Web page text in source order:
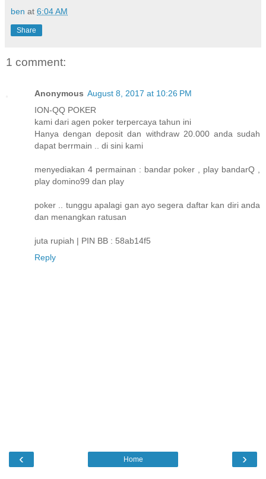
ben at 6:04 AM
Share
1 comment:
Anonymous August 8, 2017 at 10:26 PM
ION-QQ POKER
kami dari agen poker terpercaya tahun ini
Hanya dengan deposit dan withdraw 20.000 anda sudah
dapat berrmain .. di sini kami
menyediakan 4 permainan : bandar poker , play bandarQ ,
play domino99 dan play
poker .. tunggu apalagi gan ayo segera daftar kan diri anda
dan menangkan ratusan
juta rupiah | PIN BB : 58ab14f5
Reply
‹ ›
Home